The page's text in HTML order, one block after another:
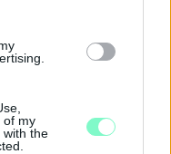
of my
with the